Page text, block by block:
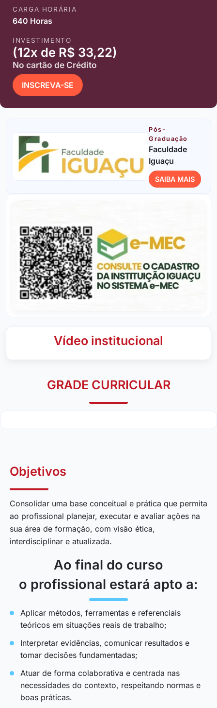
CARGA HORÁRIA
640 Horas
INVESTIMENTO
(12x de R$ 33,22)
No cartão de Crédito
INSCREVA-SE
Pós-
Graduação
Faculdade
Iguaçu
SAIBA MAIS
Vídeo institucional
GRADE CURRICULAR
Objetivos
Consolidar uma base conceitual e prática que permita
ao profissional planejar, executar e avaliar ações na
sua área de formação, com visão ética,
interdisciplinar e atualizada.
Ao final do curso
o profissional estará apto a:
Aplicar métodos, ferramentas e referenciais
teóricos em situações reais de trabalho;
Interpretar evidências, comunicar resultados e
tomar decisões fundamentadas;
Atuar de forma colaborativa e centrada nas
necessidades do contexto, respeitando normas e
boas práticas.